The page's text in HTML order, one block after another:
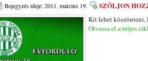
Bejegyzés ideje: 2011. március 19. SZÓLJON
Kit lehet köszönteni,
Olvassa el a teljes